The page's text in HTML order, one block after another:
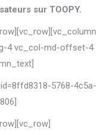
sur TOOPY.
4 vc_col-md-offset-4
5768-4c5a-